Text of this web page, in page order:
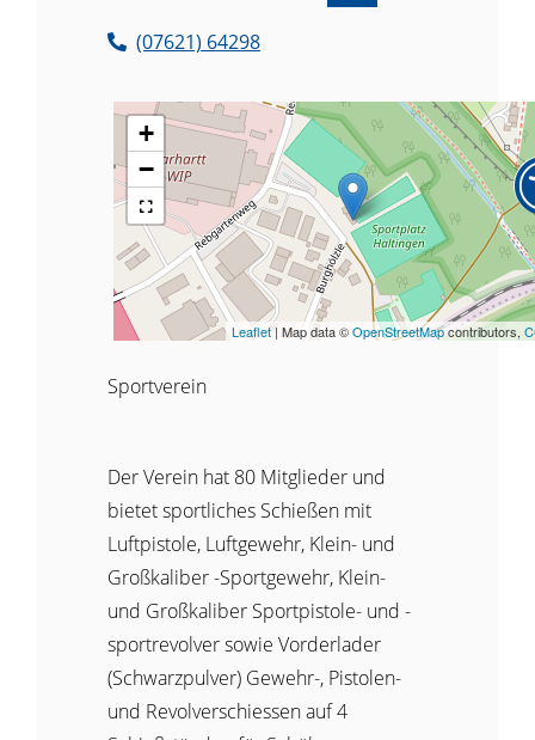
+
−
Leaflet | Map data ©OpenStreetMapcontributors,
(07621) 64298
Sportverein
Der Verein hat 80 Mitglieder und
bietet sportliches Schießen mit
Luftpistole, Luftgewehr, Klein- und
Großkaliber -Sportgewehr, Klein-
und Großkaliber Sportpistole- und -
sportrevolver sowie Vorderlader
(Schwarzpulver) Gewehr-, Pistolen-
und Revolverschiessen auf 4